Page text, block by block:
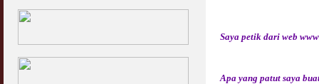
Saya petik dari web
Apa yang patut saya